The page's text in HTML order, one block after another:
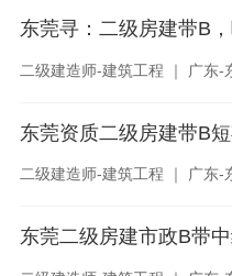
东莞寻：二级房建带B
二级建造师-建筑工程 ｜ 广东-
东莞资质二级房建带B
二级建造师-建筑工程 ｜ 广东-
东莞二级房建市政B带